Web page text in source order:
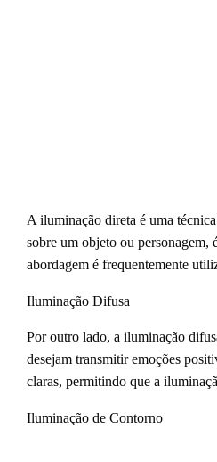
A iluminação direta é uma
sobre um objeto ou personagem,
abordagem é frequentemente
Iluminação Difusa
Por outro lado, a iluminação
desejam transmitir emoções
claras, permitindo que a
Iluminação de Contorno